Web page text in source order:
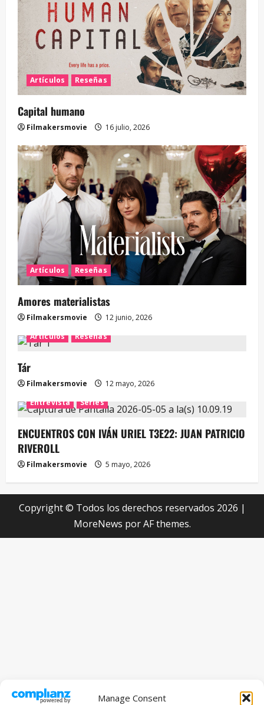
Manage Consent
Artículos Reseñas
Capital humano
Filmakersmovie 16 julio, 2026
Artículos Reseñas
Amores materialistas
Filmakersmovie
12 junio, 2026
Artículos
Reseñas
Tár
Filmakersmovie
12 mayo, 2026
Entrevista
Series
ENCUENTROS CON IVÁN URIEL T3E22: JUAN PATRICIO
RIVEROLL
Filmakersmovie 5 mayo, 2026
Copyright © Todos los derechos reservados 2026 |
MoreNews por AF themes.